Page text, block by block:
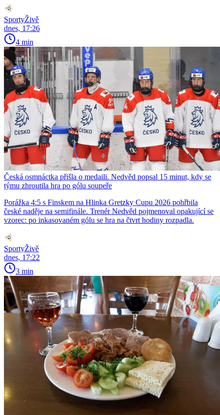
SportyŽivě
dnes, 17:26
4 min
Česká osmnáctka přišla o medaili. Nedvěd popsal 15 minut, kdy se
týmu zhroutila hra po gólu soupeře
Porážka 4:5 s Finskem na Hlinka Gretzky Cupu 2026 pohřbila
české naděje na semifinále. Trenér Nedvěd pojmenoval opakující se
vzorec: po inkasovaném gólu se hra na čtvrt hodiny rozpadla.
SportyŽivě
dnes, 17:22
3 min